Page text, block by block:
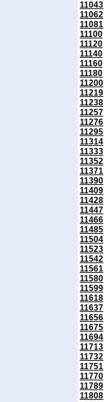
11043
11062
11081
11100
11120
11140
11160
11180
11200
11219
11238
11257
11276
11295
11314
11333
11352
11371
11390
11409
11428
11447
11466
11485
11504
11523
11542
11561
11580
11599
11618
11637
11656
11675
11694
11713
11732
11751
11770
11789
11808